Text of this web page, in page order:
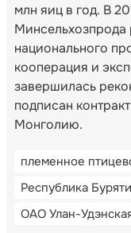
млн яиц в год. В
Минсельхозпрода
национального
кооперация и
завершилась
подписан
Монголию.
племенное
Республика
ОАО Улан-